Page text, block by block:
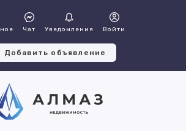
Чат Уведомления Войти
Добавить объявление